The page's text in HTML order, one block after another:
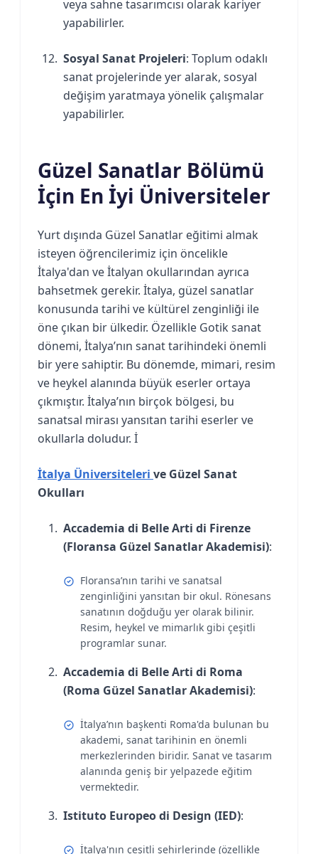
veya sahne tasarımcısı olarak kariyer
yapabilirler.
Sosyal Sanat Projeleri: Toplum odaklı
sanat projelerinde yer alarak, sosyal
değişim yaratmaya yönelik çalışmalar
yapabilirler.
Güzel Sanatlar Bölümü
İçin En İyi Üniversiteler
Yurt dışında Güzel Sanatlar eğitimi almak
isteyen öğrencilerimiz için öncelikle
İtalya'dan ve İtalyan okullarından ayrıca
bahsetmek gerekir. İtalya, güzel sanatlar
konusunda tarihi ve kültürel zenginliği ile
öne çıkan bir ülkedir. Özellikle Gotik sanat
dönemi, İtalya’nın sanat tarihindeki önemli
bir yere sahiptir. Bu dönemde, mimari, resim
ve heykel alanında büyük eserler ortaya
çıkmıştır. İtalya’nın birçok bölgesi, bu
sanatsal mirası yansıtan tarihi eserler ve
okullarla doludur. İ
İtalya Üniversiteleri ve Güzel Sanat
Okulları
Accademia di Belle Arti di Firenze
(Floransa Güzel Sanatlar Akademisi):
Floransa’nın tarihi ve sanatsal
zenginliğini yansıtan bir okul. Rönesans
sanatının doğduğu yer olarak bilinir.
Resim, heykel ve mimarlık gibi çeşitli
programlar sunar.
Accademia di Belle Arti di Roma
(Roma Güzel Sanatlar Akademisi):
İtalya’nın başkenti Roma'da bulunan bu
akademi, sanat tarihinin en önemli
merkezlerinden biridir. Sanat ve tasarım
alanında geniş bir yelpazede eğitim
vermektedir.
Istituto Europeo di Design (IED):
İtalya'nın çeşitli şehirlerinde (özellikle